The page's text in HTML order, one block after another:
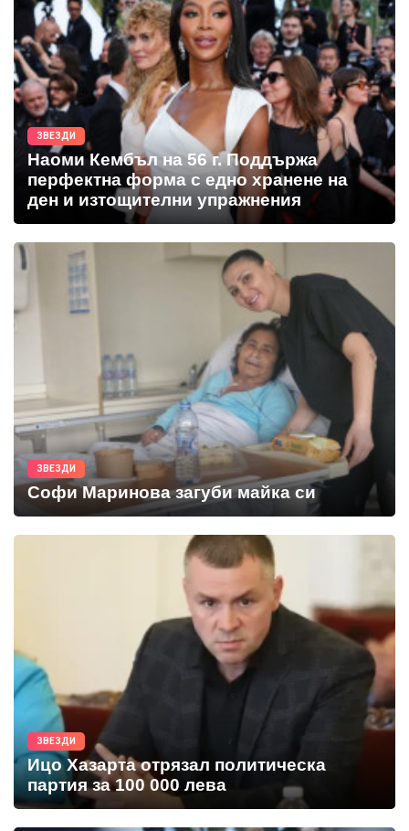
ЗВЕЗДИ
Наоми Кембъл на 56 г. Поддържа
перфектна форма с едно хранене на
ден и изтощителни упражнения
ЗВЕЗДИ
Софи Маринова загуби майка си
ЗВЕЗДИ
Ицо Хазарта отрязал политическа
партия за 100 000 лева